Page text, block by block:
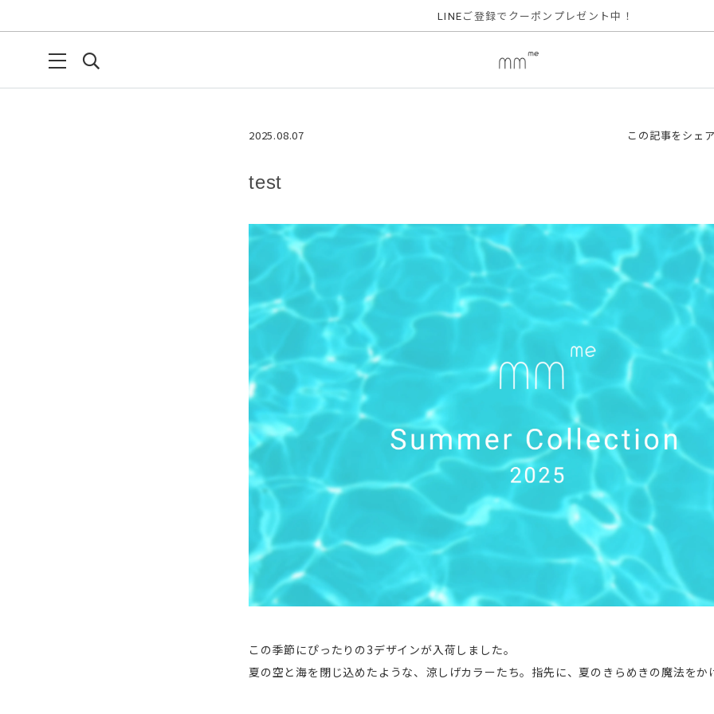
LINE ご登録でクーポンプレゼント中！
2025.08.07 この記事をシェ
test
この季節にぴったりの3デザインが入荷しました。
夏の空と海を閉じ込めたような、涼しげカラーたち。指先に、夏のきらめきの魔法をか